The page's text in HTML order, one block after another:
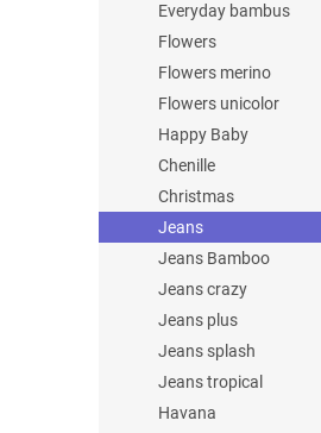
Everyday bambus
Flowers
Flowers merino
Flowers unicolor
Happy Baby
Chenille
Christmas
Jeans
Jeans Bamboo
Jeans crazy
Jeans plus
Jeans splash
Jeans tropical
Havana